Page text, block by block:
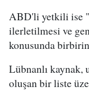
ABD'li yetkili ise
ilerletilmesi ve
konusunda
Lübnanlı kaynak,
oluşan bir liste